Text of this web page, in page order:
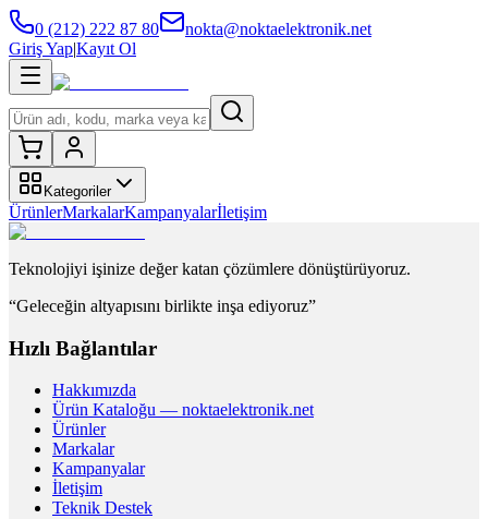
0 (212) 222 87 80
nokta@noktaelektronik.net
Giriş Yap|Kayıt Ol
Kategoriler
ÜrünlerMarkalarKampanyalarİletişim
Teknolojiyi işinize değer katan çözümlere dönüştürüyoruz.
“Geleceğin altyapısını birlikte inşa ediyoruz”
Hızlı Bağlantılar
Hakkımızda
Ürün Kataloğu — noktaelektronik.net
Ürünler
Markalar
Kampanyalar
İletişim
Teknik Destek